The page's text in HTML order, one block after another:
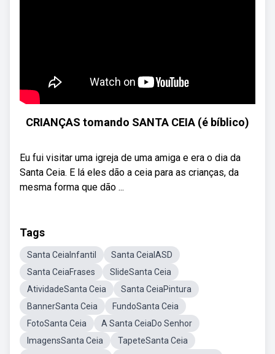
CRIANÇAS tomando SANTA CEIA (é bíblico)
Eu fui visitar uma igreja de uma amiga e era o dia da
Santa Ceia. E lá eles dão a ceia para as crianças, da
mesma forma que dão ...
Tags
Santa CeiaInfantil
Santa CeiaIASD
Santa CeiaFrases
SlideSanta Ceia
AtividadeSanta Ceia
Santa CeiaPintura
BannerSanta Ceia
FundoSanta Ceia
FotoSanta Ceia
A Santa CeiaDo Senhor
ImagensSanta Ceia
TapeteSanta Ceia